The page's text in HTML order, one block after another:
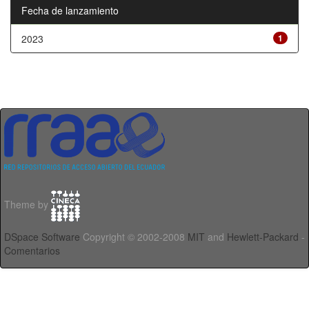
Fecha de lanzamiento
1
2023
Theme by
DSpace Software Copyright © 2002-2008 MIT and Hewlett-Packard -
Comentarios